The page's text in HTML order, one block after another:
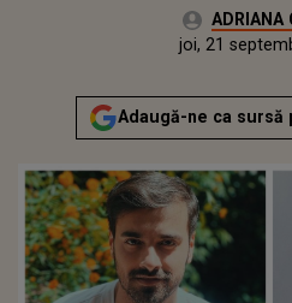
Autor:ADRIANA
joi, 21 septembrie 2023Actualizat:
joi, 21
Adaugă-ne ca sursă